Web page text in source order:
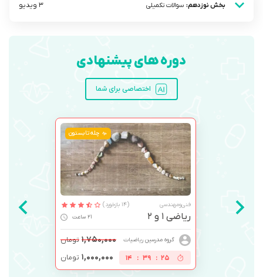
بخش نوزدهم: سوالات تکمیلی 3 ویدیو
دوره های پیشنهادی
اختصاصی برای شما
چله تابستون
فنی‌ومهندسی (14 بازخورد)
ریاضی 1 و 2 21 ساعت
گروه مدرسین ریاضیات ۱,۷۵۰,۰۰۰ تومان
24
:
39
:
14 ۱,۰۰۰,۰۰۰ تومان